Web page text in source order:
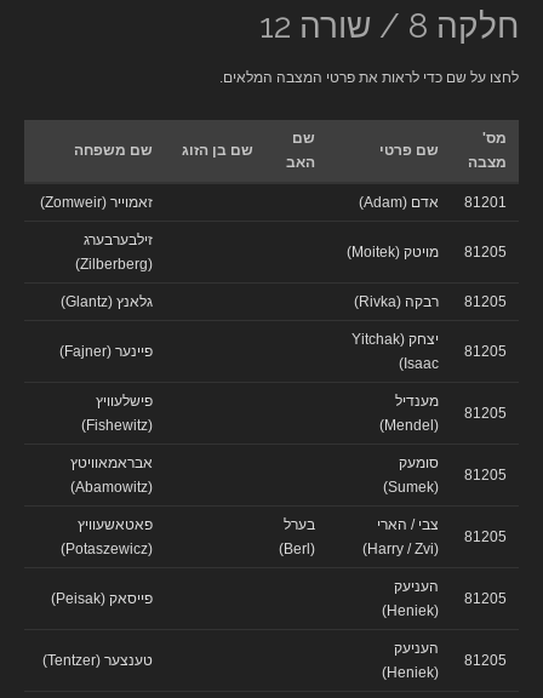
חלקה 8 / שורה 12
לחצו על שם כדי לראות את פרטי המצבה המלאים.
מס'
מצבה
שם פרטי
שם
האב
שם בן הזוג שם משפחה
81201 אדם (Adam) זאמוייר (Zomweir)
81205 מויטק (Moitek)
זילבערבערג
(Zilberberg)
81205 רבקה (Rivka) גלאנץ (Glantz)
81205
יצחק (Yitchak
Isaac)
פיינער (Fajner)
81205
מענדיל
(Mendel)
פישלעוויץ
(Fishewitz)
81205
סומעק
(Sumek)
אבראמאוויטץ
(Abamowitz)
81205
צבי / הארי
(Harry / Zvi)
בערל
(Berl)
פאטאשעוויץ
(Potaszewicz)
81205
העניעק
(Heniek)
פייסאק (Peisak)
81205
העניעק
(Heniek)
טענצער (Tentzer)